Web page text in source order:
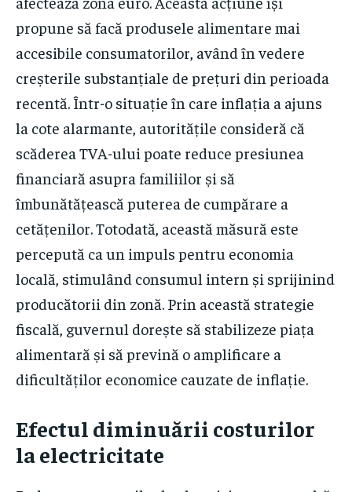
propune să facă produsele alimentare mai
accesibile consumatorilor, având în vedere
creșterile substanțiale de prețuri din perioada
recentă. Într-o situație în care inflația a ajuns
la cote alarmante, autoritățile consideră că
scăderea TVA-ului poate reduce presiunea
financiară asupra familiilor și să
îmbunătățească puterea de cumpărare a
cetățenilor. Totodată, această măsură este
percepută ca un impuls pentru economia
locală, stimulând consumul intern și sprijinind
producătorii din zonă. Prin această strategie
fiscală, guvernul dorește să stabilizeze piața
alimentară și să prevină o amplificare a
dificultăților economice cauzate de inflație.
Efectul diminuării costurilor
la electricitate